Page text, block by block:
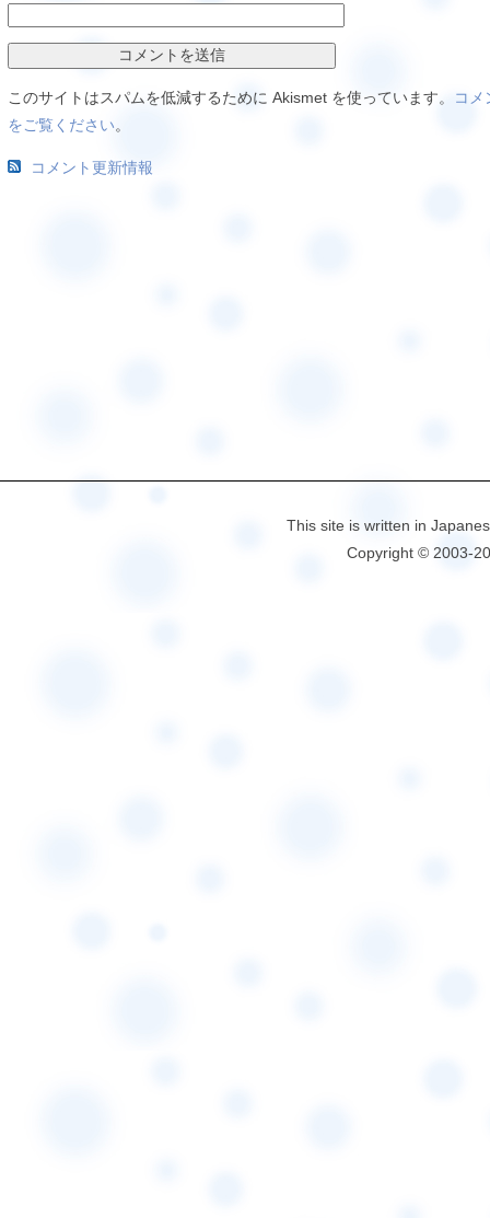
このサイトはスパムを低減するために Akismet を使っています。
コメ
をご覧ください。
コメント更新情報
This site is written in
Copyright © 2003-